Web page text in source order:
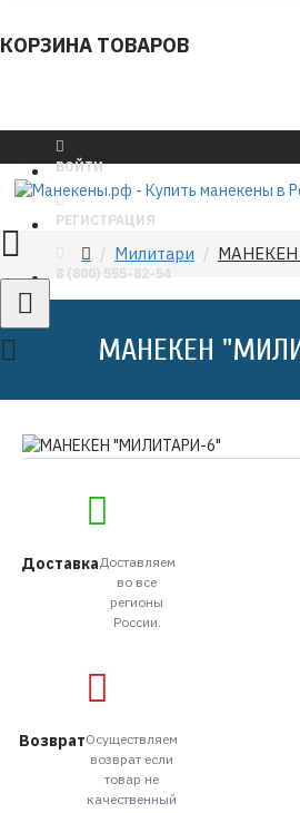
КОРЗИНА ТОВАРОВ
ВОЙТИ
РЕГИСТРАЦИЯ
8 (800) 555-82-54
Милитари
МАНЕКЕН
ДоставкаДоставляем
во все
регионы
России.
ВозвратОсуществляем
возврат если
товар не
качественный